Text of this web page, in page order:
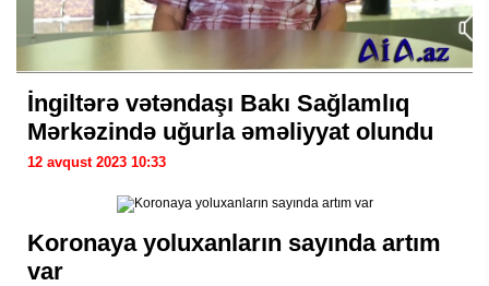
İngiltərə vətəndaşı Bakı Sağlamlıq
Mərkəzində uğurla əməliyyat olundu
12 avqust 2023 10:33
Koronaya yoluxanların sayında artım
var